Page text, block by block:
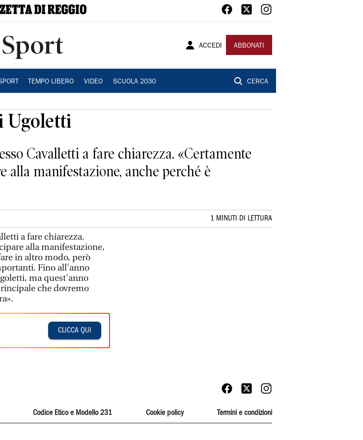
Sport ACCEDI ABBONATI
TEMPO LIBERO VIDEO SCUOLA 2030 CERCA
Ugoletti
Cavalletti a fare chiarezza. «Certamente
alla manifestazione, anche perché è
1 MINUTI DI LETTURA
a fare chiarezza.
alla manifestazione,
in altro modo, però
Fino all'anno
ma quest'anno
che dovremo
CLICCA QUI
Codice Etico e Modello 231 Cookie policy Termini e condizioni